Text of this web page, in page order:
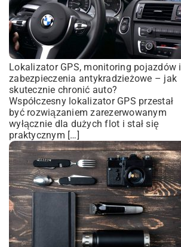
Lokalizator GPS, monitoring pojazdów i
zabezpieczenia antykradzieżowe – jak
skutecznie chronić auto?
Współczesny lokalizator GPS przestał
być rozwiązaniem zarezerwowanym
wyłącznie dla dużych flot i stał się
praktycznym […]